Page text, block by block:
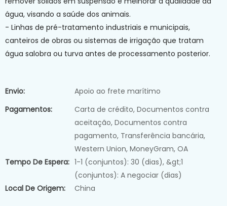
água, visando a saúde dos animais.
- Linhas de pré-tratamento industriais e municipais,
canteiros de obras ou sistemas de irrigação que tratam
água salobra ou turva antes de processamento posterior.
Envio:
Apoio ao frete marítimo
Pagamentos:
Carta de crédito, Documentos contra
aceitação, Documentos contra
pagamento, Transferência bancária,
Western Union, MoneyGram, OA
Tempo De Espera: 1-1 (conjuntos): 30 (dias), &gt;1
(conjuntos): A negociar (dias)
Local De Origem:
China